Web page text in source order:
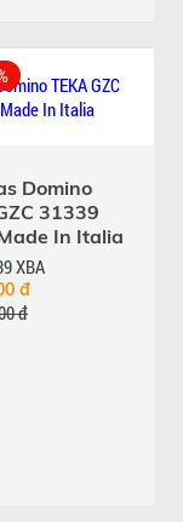
Domino
31339
In Italia
XBA
đ
đ